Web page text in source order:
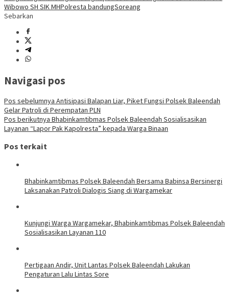
Wibowo SH SIK MHPolresta bandungSoreang
Sebarkan
Navigasi pos
Pos sebelumnya Antisipasi Balapan Liar, Piket Fungsi Polsek Baleendah
Gelar Patroli di Perempatan PLN
Pos berikutnya Bhabinkamtibmas Polsek Baleendah Sosialisasikan
Layanan “Lapor Pak Kapolresta” kepada Warga Binaan
Pos terkait
Bhabinkamtibmas Polsek Baleendah Bersama Babinsa Bersinergi
Laksanakan Patroli Dialogis Siang di Wargamekar
Kunjungi Warga Wargamekar, Bhabinkamtibmas Polsek Baleendah
Sosialisasikan Layanan 110
Pertigaan Andir, Unit Lantas Polsek Baleendah Lakukan
Pengaturan Lalu Lintas Sore